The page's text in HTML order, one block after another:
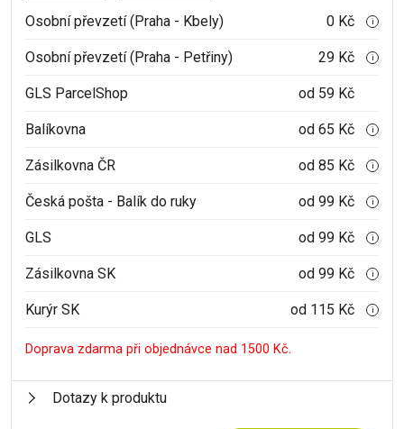
Osobní převzetí (Praha - Kbely)
0 Kč i
Osobní převzetí (Praha - Petřiny) 29 Kč i
GLS ParcelShop od 59 Kč
Balíkovna od 65 Kč i
Zásilkovna ČR od 85 Kč i
Česká pošta - Balík do ruky od 99 Kč i
GLS od 99 Kč i
Zásilkovna SK od 99 Kč i
Kurýr SK od 115 Kč i
Doprava zdarma při objednávce nad 1500 Kč.
Dotazy k produktu